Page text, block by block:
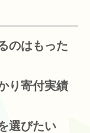
のはもった
り寄付実績
選びたい